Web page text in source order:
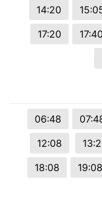
14:20
17:20
17:40
06:48
12:08
18:08
19:08